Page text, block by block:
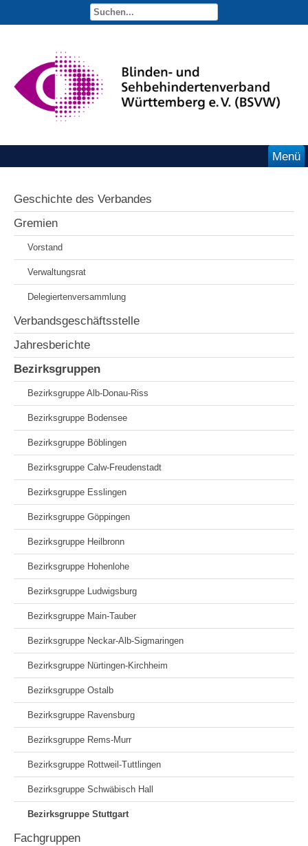
Menü
Geschichte des Verbandes
Gremien
Vorstand
Verwaltungsrat
Delegiertenversammlung
Verbandsgeschäftsstelle
Jahresberichte
Bezirksgruppen
Bezirksgruppe Alb-Donau-Riss
Bezirksgruppe Bodensee
Bezirksgruppe Böblingen
Bezirksgruppe Calw-Freudenstadt
Bezirksgruppe Esslingen
Bezirksgruppe Göppingen
Bezirksgruppe Heilbronn
Bezirksgruppe Hohenlohe
Bezirksgruppe Ludwigsburg
Bezirksgruppe Main-Tauber
Bezirksgruppe Neckar-Alb-Sigmaringen
Bezirksgruppe Nürtingen-Kirchheim
Bezirksgruppe Ostalb
Bezirksgruppe Ravensburg
Bezirksgruppe Rems-Murr
Bezirksgruppe Rottweil-Tuttlingen
Bezirksgruppe Schwäbisch Hall
Bezirksgruppe Stuttgart
Fachgruppen